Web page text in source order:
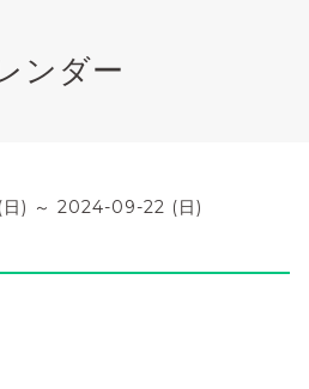
ンダー
) ～ 2024-09-22 (日)